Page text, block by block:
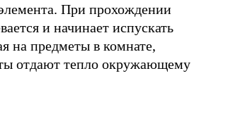
При прохождении
и начинает испускать
на предметы в комнате,
отдают тепло окружающему